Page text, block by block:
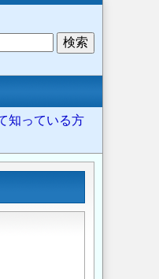
知っている方